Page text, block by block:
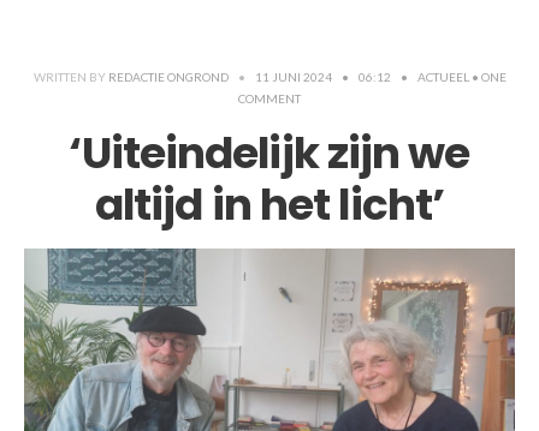
WRITTEN BY REDACTIE ONGROND • 11 JUNI 2024 • 06:12 • ACTUEEL • ONE
COMMENT
‘Uiteindelijk zijn we
altijd in het licht’